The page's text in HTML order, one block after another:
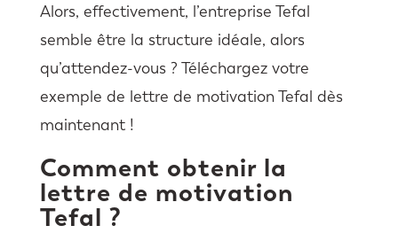
Alors, effectivement, l’entreprise Tefal
semble être la structure idéale, alors
qu’attendez-vous ? Téléchargez votre
exemple de lettre de motivation Tefal dès
maintenant !
Comment obtenir la
lettre de motivation
Tefal ?